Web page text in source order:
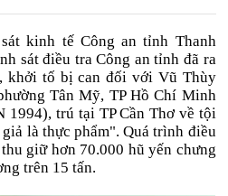
kinh tế Công an tỉnh Thanh
sát điều tra Công an tỉnh đã ra
khởi tố bị can đối với Vũ Thùy
Tân Mỹ, TP Hồ Chí Minh
1994), trú tại TP Cần Thơ về tội
là thực phẩm". Quá trình điều
giữ hơn 70.000 hũ yến chưng
trên 15 tấn.